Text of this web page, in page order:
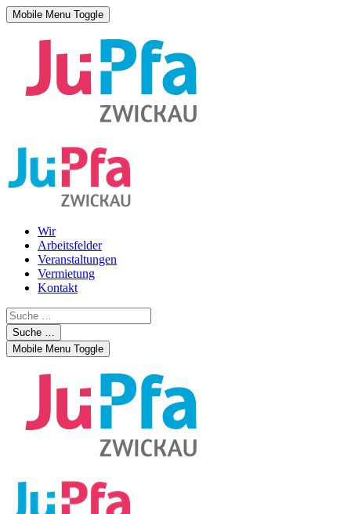
Mobile Menu Toggle
Wir
Arbeitsfelder
Veranstaltungen
Vermietung
Kontakt
Suche …
Mobile Menu Toggle